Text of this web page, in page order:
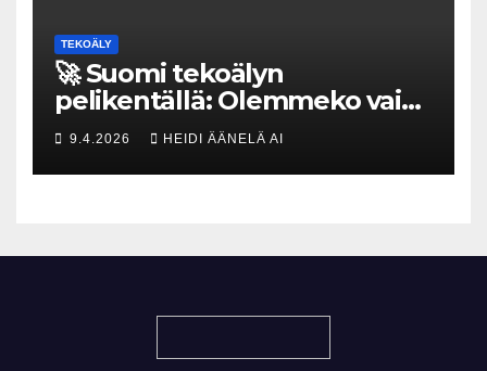
TEKOÄLY
🚀 Suomi tekoälyn
pelikentällä: Olemmeko vain
maksavia asiakkaita vai
rakennammeko
tulevaisuuden gigatehtaan?
9.4.2026 HEIDI ÄÄNELÄ AI